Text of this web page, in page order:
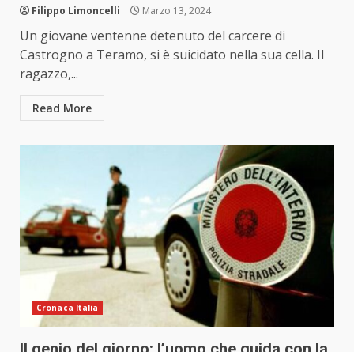
Filippo Limoncelli Marzo 13, 2024
Un giovane ventenne detenuto del carcere di
Castrogno a Teramo, si è suicidato nella sua cella. Il
ragazzo,...
Read More
Cronaca Italia